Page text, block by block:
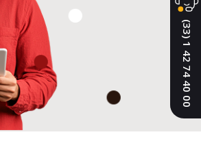
(33) 1 42 74 40 00